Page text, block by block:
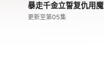
更新至第05集